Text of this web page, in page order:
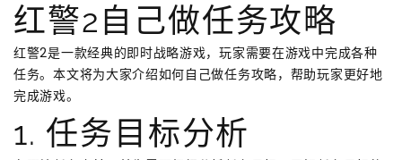
红警2自己做任务攻略
红警2是一款经典的即时战略游戏，玩家需要在游戏中完成各种
任务。本文将为大家介绍如何自己做任务攻略，帮助玩家更好地
完成游戏。
1. 任务目标分析